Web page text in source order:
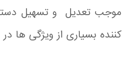
موجب تعدیل و تسهیل
کننده بسیاری از ویژگی ها